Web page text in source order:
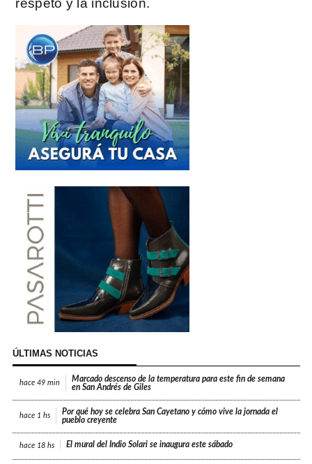
ÚLTIMAS NOTICIAS
hace 49 min
Marcado descenso de la temperatura para este fin de semana
en San Andrés de Giles
hace 1 hs
Por qué hoy se celebra San Cayetano y cómo vive la jornada el
pueblo creyente
hace 18 hs El mural del Indio Solari se inaugura este sábado